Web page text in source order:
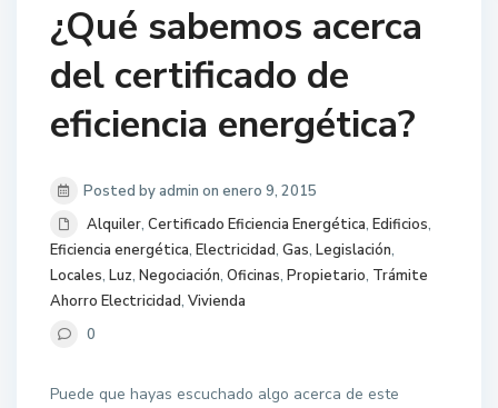
¿Qué sabemos acerca
del certificado de
eficiencia energética?
Posted by admin on enero 9, 2015
Alquiler,Certificado Eficiencia Energética,Edificios,
Eficiencia energética,Electricidad,Gas,Legislación,
Locales,Luz,Negociación,Oficinas,Propietario, Trámite
Ahorro Electricidad,Vivienda
0
Puede que hayas escuchado algo acerca de este